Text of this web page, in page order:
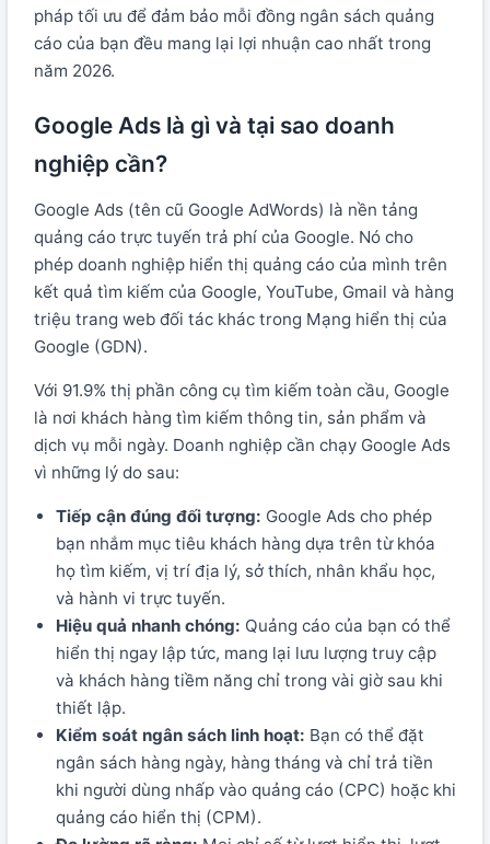
pháp tối ưu để đảm bảo mỗi đồng ngân sách quảng
cáo của bạn đều mang lại lợi nhuận cao nhất trong
năm 2026.
Google Ads là gì và tại sao doanh
nghiệp cần?
Google Ads (tên cũ Google AdWords) là nền tảng
quảng cáo trực tuyến trả phí của Google. Nó cho
phép doanh nghiệp hiển thị quảng cáo của mình trên
kết quả tìm kiếm của Google, YouTube, Gmail và hàng
triệu trang web đối tác khác trong Mạng hiển thị của
Google (GDN).
Với 91.9% thị phần công cụ tìm kiếm toàn cầu, Google
là nơi khách hàng tìm kiếm thông tin, sản phẩm và
dịch vụ mỗi ngày. Doanh nghiệp cần chạy Google Ads
vì những lý do sau:
Tiếp cận đúng đối tượng: Google Ads cho phép
bạn nhắm mục tiêu khách hàng dựa trên từ khóa
họ tìm kiếm, vị trí địa lý, sở thích, nhân khẩu học,
và hành vi trực tuyến.
Hiệu quả nhanh chóng: Quảng cáo của bạn có thể
hiển thị ngay lập tức, mang lại lưu lượng truy cập
và khách hàng tiềm năng chỉ trong vài giờ sau khi
thiết lập.
Kiểm soát ngân sách linh hoạt: Bạn có thể đặt
ngân sách hàng ngày, hàng tháng và chỉ trả tiền
khi người dùng nhấp vào quảng cáo (CPC) hoặc khi
quảng cáo hiển thị (CPM).